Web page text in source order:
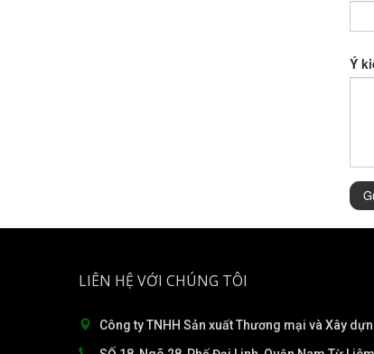
Ý
LIÊN HỆ VỚI CHÚNG TÔI
Công ty TNHH Sản xuất Thương mại và Xây